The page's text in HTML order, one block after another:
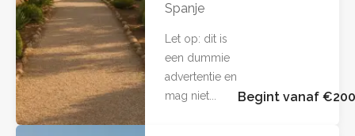
Spanje
Let op: dit is
een dummie
advertentie en
mag niet...
Begint vanaf